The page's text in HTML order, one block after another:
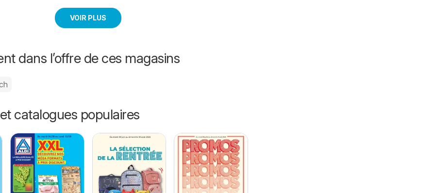
VOIR PLUS
dans l’offre de ces magasins
catalogues populaires